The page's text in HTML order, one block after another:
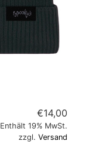
€14,00
Enthält 19% MwSt.
zzgl.Versand